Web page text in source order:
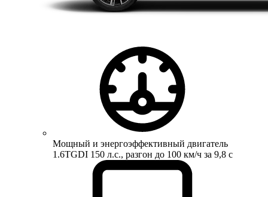
Мощный и энергоэффективный двигатель
1.6TGDI 150 л.с., разгон до 100 км/ч за 9,8 с